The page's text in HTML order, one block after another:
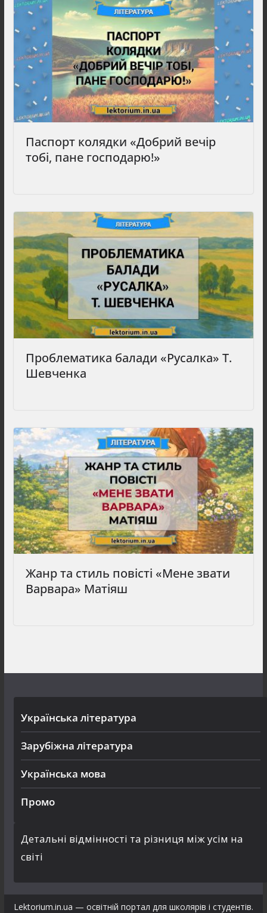
Паспорт колядки «Добрий вечір
тобі, пане господарю!»
Проблематика балади «Русалка» Т.
Шевченка
Жанр та стиль повісті «Мене звати
Варвара» Матіяш
Українська література
Зарубіжна література
Українська мова
Промо
Детальні відмінності та різниця між усім на
світі
Lektorium.in.ua — освітній портал для школярів і студентів.